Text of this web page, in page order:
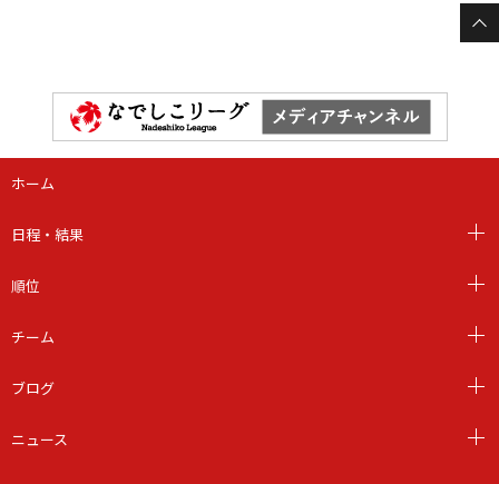
ホーム
日程・結果
順位
チーム
ブログ
ニュース